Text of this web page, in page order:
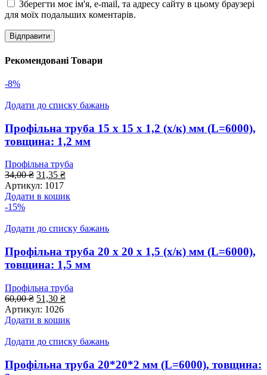
Зберегти моє ім'я, e-mail, та адресу сайту в цьому браузері
для моїх подальших коментарів.
Рекомендовані Товари
-8%
Додати до списку бажань
Профільна труба 15 x 15 x 1,2 (х/к) мм (L=6000),
товщина: 1,2 мм
Профільна труба
34,00₴ Оригінальна
ціна:
34,00 ₴.
31,35 ₴Поточна
31,35 ₴.
Артикул: 1017
Додати в кошик
-15%
Додати до списку бажань
Профільна труба 20 x 20 x 1,5 (х/к) мм (L=6000),
товщина: 1,5 мм
Профільна труба
60,00₴ Оригінальна
ціна:
60,00 ₴.
51,30 ₴Поточна
51,30 ₴.
Артикул: 1026
Додати в кошик
Додати до списку бажань
Профільна труба 20*20*2 мм (L=6000), товщина: